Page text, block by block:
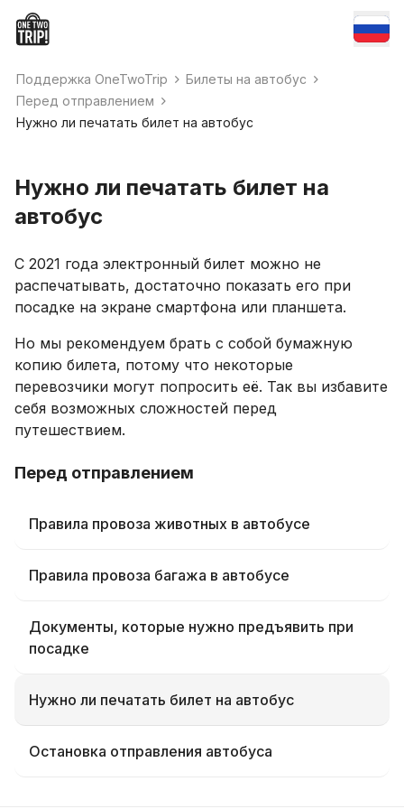
Поддержка OneTwoTrip
Билеты на автобус
Перед отправлением
Нужно ли печатать билет на автобус
Нужно ли печатать билет на
автобус
С 2021 года электронный билет можно не
распечатывать, достаточно показать его при
посадке на экране смартфона или планшета.
Но мы рекомендуем брать с собой бумажную
копию билета, потому что некоторые
перевозчики могут попросить её. Так вы избавите
себя возможных сложностей перед
путешествием.
Перед отправлением
Правила провоза животных в автобусе
Правила провоза багажа в автобусе
Документы, которые нужно предъявить при
посадке
Нужно ли печатать билет на автобус
Остановка отправления автобуса